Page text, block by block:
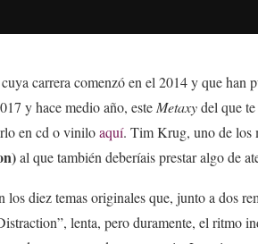
carrera comenzó en el 2014 y que han
y hace medio año, este Metaxydel que
en cd o viniloaquí. Tim Krug, uno de los
al que también deberíais prestar algo de
diez temas originales que, junto a dos
lenta, pero duramente, el ritmo